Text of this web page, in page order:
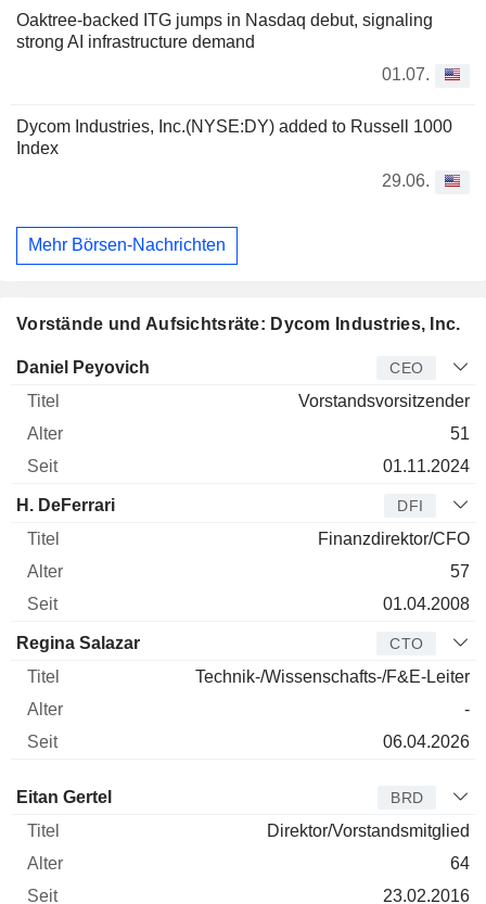
Oaktree-backed ITG jumps in Nasdaq debut, signaling
strong AI infrastructure demand
01.07.
Dycom Industries, Inc.(NYSE:DY) added to Russell 1000
Index
29.06.
Mehr Börsen-Nachrichten
Vorstände und Aufsichtsräte: Dycom Industries, Inc.
Manager Titel Alter
Daniel Peyovich CEO
Vorstandsvorsitzender
51
01.11.2024
H. DeFerrari DFI
Finanzdirektor/CFO
57
01.04.2008
Regina Salazar CTO
Technik-/Wissenschafts-/F&E-Leiter
-
06.04.2026
Verwaltungsratsmitglied
Eitan Gertel BRD
Direktor/Vorstandsmitglied
64
23.02.2016